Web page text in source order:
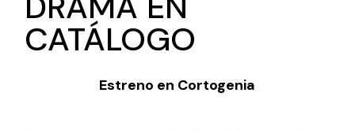
CATÁLOGO
Estreno en Cortogenia